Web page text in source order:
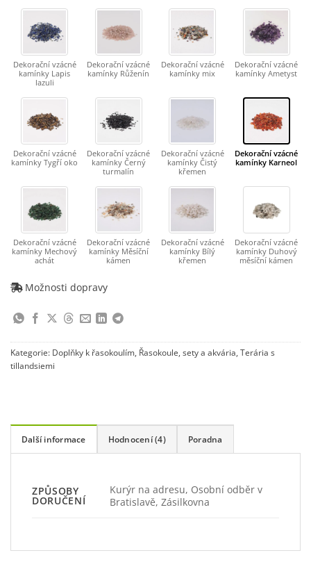
Dekorační vzácné
kamínky Lapis
lazuli
Dekorační vzácné
kamínky Růženín
Dekorační vzácné
kamínky mix
Dekorační vzácné
kamínky Ametyst
Dekorační vzácné
kamínky Tygří oko
Dekorační vzácné
kamínky Černý
turmalín
Dekorační vzácné
kamínky Čistý
křemen
Dekorační vzácné
kamínky Karneol
Dekorační vzácné
kamínky Mechový
achát
Dekorační vzácné
kamínky Měsíční
kámen
Dekorační vzácné
kamínky Bílý
křemen
Dekorační vzácné
kamínky Duhový
měsíční kámen
Možnosti dopravy
Kategorie: Doplňky k řasokoulím, Řasokoule, sety a akvária, Terária s
tillandsiemi
Další informace Hodnocení (4) Poradna
ZPŮSOBY
DORUČENÍ
Kurýr na adresu, Osobní odběr v
Bratislavě, Zásilkovna